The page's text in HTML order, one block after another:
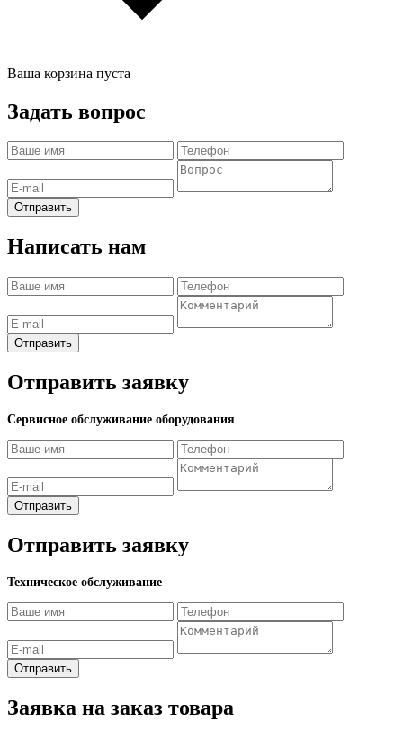
Ваша корзина пуста
Задать вопрос
Отправить
Написать нам
Отправить
Отправить заявку
Сервисное обслуживание оборудования
Отправить
Отправить заявку
Техническое обслуживание
Отправить
Заявка на заказ товара